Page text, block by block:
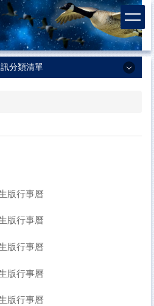
分類清單
版行事曆
版行事曆
版行事曆
版行事曆
版行事曆